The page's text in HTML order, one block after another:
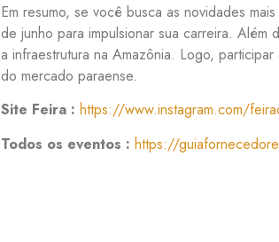
Em resumo, se você busca as novidades
de junho para impulsionar sua carreira.
a infraestrutura na Amazônia. Logo,
do mercado paraense.
Site Feira : https://www.instagram.com/
Todos os eventos : https://